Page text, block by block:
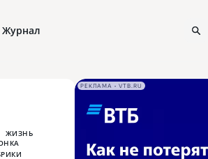
Журнал
ЖИЗНЬ
РЕКЛАМА • VTB.RU